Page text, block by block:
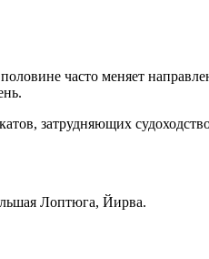
часто меняет
затрудняющих
Лоптюга, Йирва.